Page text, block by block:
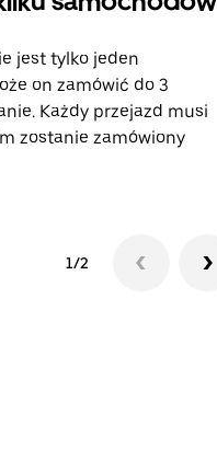
jest tylko jeden
on zamówić do 3
Każdy przejazd musi
zostanie zamówiony
1/2